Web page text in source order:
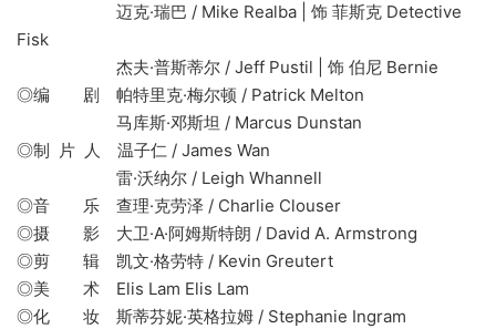
迈克·瑞巴 / Mike Realba | 饰 菲斯克 Detective
Fisk
杰夫·普斯蒂尔 / Jeff Pustil | 饰 伯尼 Bernie
◎编 剧 帕特里克·梅尔顿 / Patrick Melton
马库斯·邓斯坦 / Marcus Dunstan
◎制 片 人 温子仁 / James Wan
雷·沃纳尔 / Leigh Whannell
◎音 乐 查理·克劳泽 / Charlie Clouser
◎摄 影 大卫·A·阿姆斯特朗 / David A. Armstrong
◎剪 辑 凯文·格劳特 / Kevin Greutert
◎美 术 Elis Lam Elis Lam
◎化 妆 斯蒂芬妮·英格拉姆 / Stephanie Ingram